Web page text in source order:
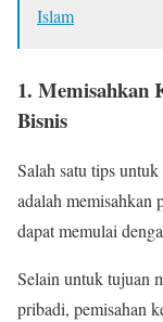
Islam
1. Memisahkan
Bisnis
Salah satu tips
adalah memisahkan
dapat memulai
Selain untuk tujuan
pribadi, pemisahan